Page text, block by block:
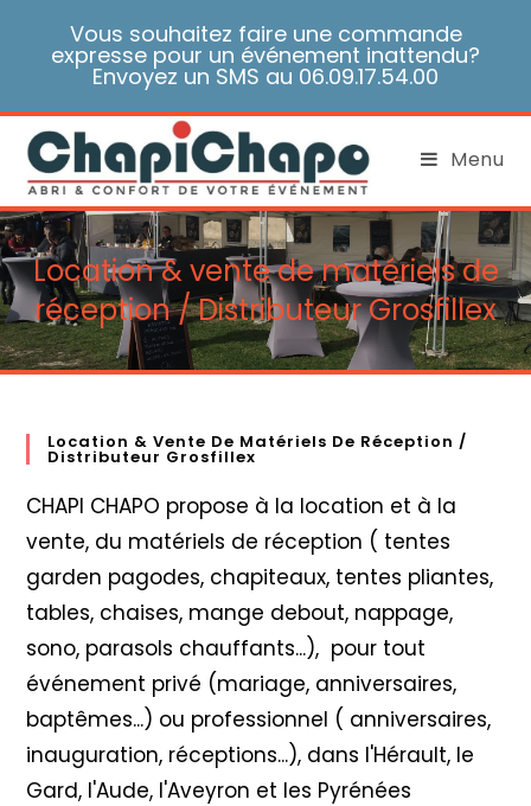
Vous souhaitez faire une commande
expresse pour un événement inattendu?
Envoyez un SMS au 06.09.17.54.00
Menu
Location & vente de matériels de
réception / Distributeur Grosfillex
Location & Vente De Matériels De Réception /
Distributeur Grosfillex
CHAPI CHAPO propose à la location et à la
vente, du matériels de réception ( tentes
garden pagodes, chapiteaux, tentes pliantes,
tables, chaises, mange debout, nappage,
sono, parasols chauffants...), pour tout
événement privé (mariage, anniversaires,
baptêmes...) ou professionnel ( anniversaires,
inauguration, réceptions...), dans l'Hérault, le
Gard, l'Aude, l'Aveyron et les Pyrénées